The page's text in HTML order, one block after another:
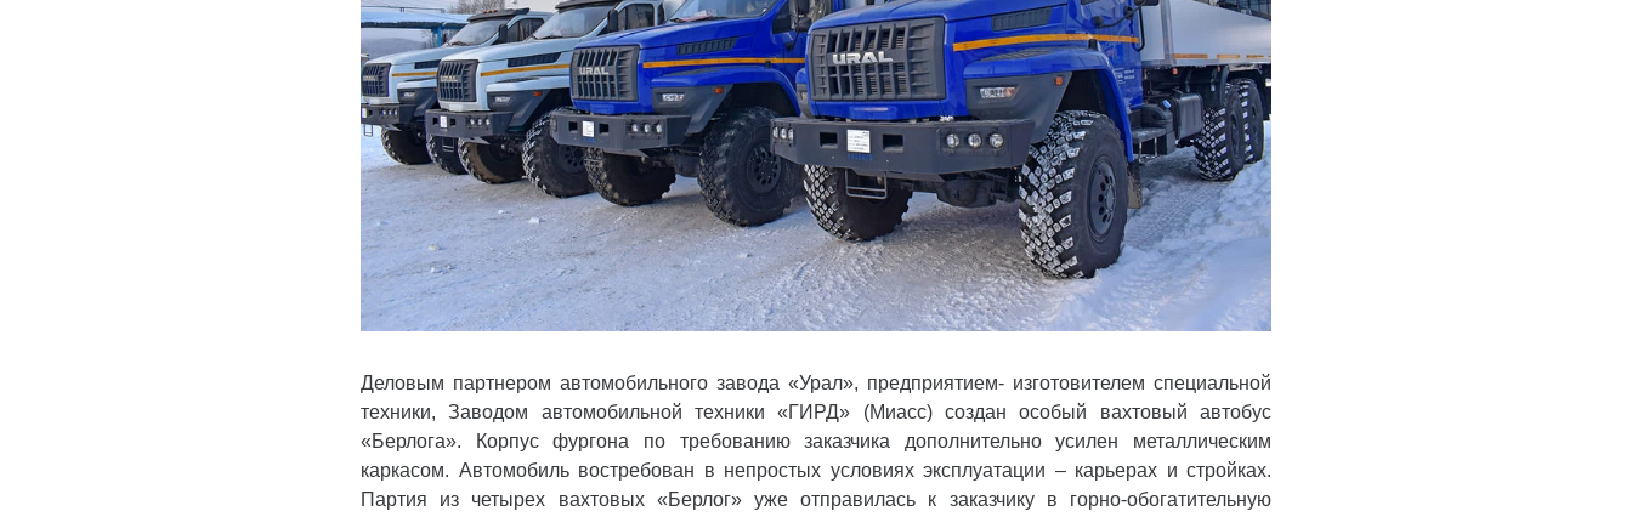
Деловым партнером автомобильного завода «Урал», предприятием- изготовителем специальной
техники, Заводом автомобильной техники «ГИРД» (Миасс) создан особый вахтовый автобус
«Берлога». Корпус фургона по требованию заказчика дополнительно усилен металлическим
каркасом. Автомобиль востребован в непростых условиях эксплуатации – карьерах и стройках.
Партия из четырех вахтовых «Берлог» уже отправилась к заказчику в горно-обогатительную